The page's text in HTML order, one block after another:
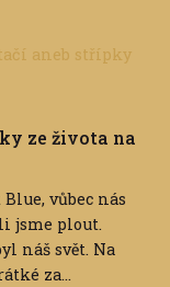
ze života na
vůbec nás
jsme plout.
náš svět. Na
za...